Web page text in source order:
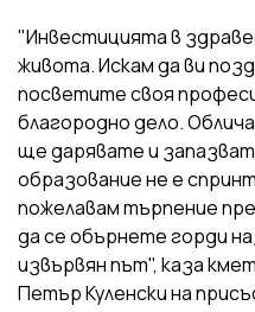
"Инвестицията в
живота. Искам да ви
посветите своя
благородно дело.
ще дарявате и
образование не е
пожелавам търпение
да се обърнете горди
извървян път", каза
Петър Куленски на